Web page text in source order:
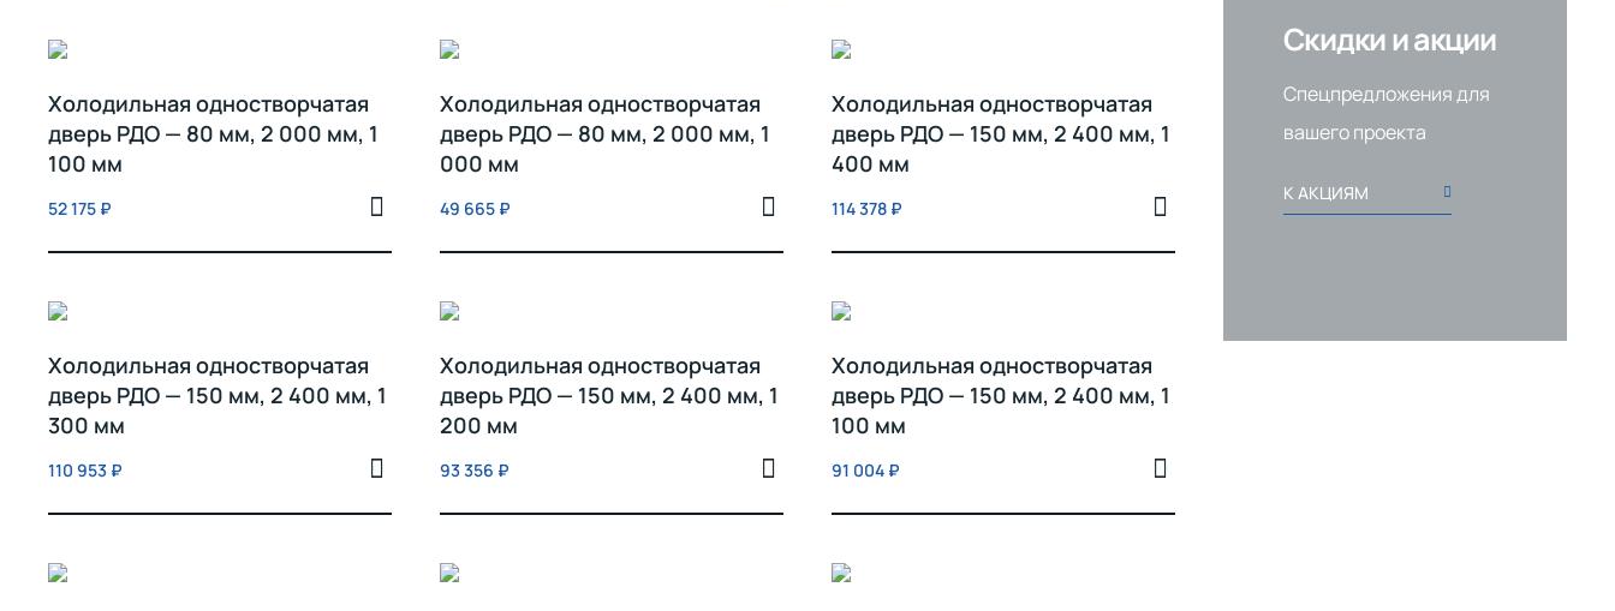
Холодильная одностворчатая
дверь РДО — 80 мм, 2 000 мм, 1
100 мм
52 175 ₽
Холодильная одностворчатая
дверь РДО — 80 мм, 2 000 мм, 1
000 мм
49 665 ₽
Холодильная одностворчатая
дверь РДО — 150 мм, 2 400 мм, 1
400 мм
114 378 ₽
Холодильная одностворчатая
дверь РДО — 150 мм, 2 400 мм, 1
300 мм
110 953 ₽
Холодильная одностворчатая
дверь РДО — 150 мм, 2 400 мм, 1
200 мм
93 356 ₽
Холодильная одностворчатая
дверь РДО — 150 мм, 2 400 мм, 1
100 мм
91 004 ₽
Скидки и акции
Спецпредложения для
вашего проекта
К АКЦИЯМ